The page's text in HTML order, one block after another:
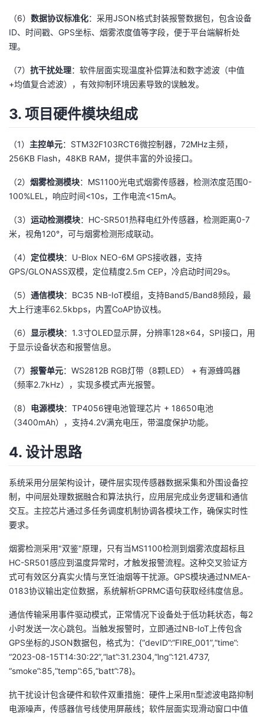
证
实
验
的
收
藏
持
建
（6） 数据协议标准化：采用JSON格式封装报警数据包，包含设备
ID、时间戳、GPS坐标、烟雾浓度值等字段，便于平台端解析处
理。
（7） 抗干扰处理：软件层面实现温度补偿算法和数字滤波（中值
+均值复合滤波），有效抑制环境因素导致的误触发。
3. 项目硬件模块组成
（1） 主控单元：STM32F103RCT6微控制器，72MHz主频，
256KB Flash，48KB RAM，提供丰富的外设接口。
（2） 烟雾检测模块：MS1100光电式烟雾传感器，检测浓度范围0-
100%LEL，响应时间<10s，工作电流<15mA。
（3） 运动检测模块：HC-SR501热释电红外传感器，检测距离0-7
米，视角120°，可与烟雾检测形成联动。
（4） 定位模块：U-Blox NEO-6M GPS接收器，支持
GPS/GLONASS双模，定位精度2.5m CEP，冷启动时间29s。
（5） 通信模块：BC35 NB-IoT模组，支持Band5/Band8频段，最
大上行速率62.5kbps，内置CoAP协议栈。
（6） 显示模块：1.3寸OLED显示屏，分辨率128×64，SPI接口，用
于显示设备状态和报警信息。
（7） 报警单元：WS2812B RGB灯带（8颗LED） + 有源蜂鸣器
（频率2.7kHz），实现多模式声光报警。
（8） 电源模块：TP4056锂电池管理芯片 + 18650电池
（3400mAh），支持4.2V满充电压，带温度保护功能。
4. 设计思路
系统采用分层架构设计，硬件层实现传感器数据采集和外围设备控
制，中间层处理数据融合和算法执行，应用层完成业务逻辑和通信
交互。主控芯片通过多任务调度机制协调各模块工作，确保实时性
要求。
烟雾检测采用"双鉴"原理，只有当MS1100检测到烟雾浓度超标且
HC-SR501感应到温度异常时，才触发报警流程。这种交叉验证方
式可有效区分真实火情与烹饪油烟等干扰源。GPS模块通过NMEA-
0183协议输出定位数据，系统解析GPRMC语句获取经纬度信息。
通信传输采用事件驱动模式，正常情况下设备处于低功耗状态，每2
小时发送一次心跳包。当触发报警时，立即通过NB-IoT上传包含
GPS坐标的JSON数据包，格式为：{“devID”:“FIRE_001”,“time”:
“2023-08-15T14:30:22”,“lat”:31.2304,“lng”:121.4737,
“smoke”:85,“temp”:65,“batt”:78}。
抗干扰设计包含硬件和软件双重措施：硬件上采用π型滤波电路抑制
电源噪声，传感器信号线使用屏蔽线；软件层面实现滑动窗口中值